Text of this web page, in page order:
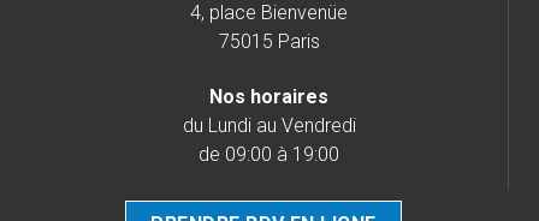
4, place Bienvenüe
75015 Paris
Nos horaires
du Lundi au Vendredi
de 09:00 à 19:00